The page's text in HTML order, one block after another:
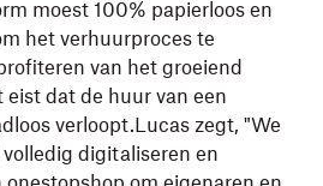
moest 100% papierloos en
het verhuurproces te
van het groeiend
dat de huur van een
verloopt.Lucas zegt, "We
digitaliseren en